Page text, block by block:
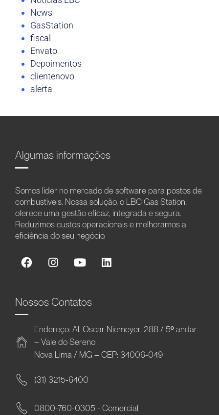
News
GasStation
fiscal
Envato
Depoimentos
clientenovo
alerta
Algumas informações
Somos líder no mercado de software para postos de
combustíveis. Nossa solução, o LBC Gas Station,
oferece uma gestão eficaz, integrada e segura.
Reduzimos custos operacionais e melhoramos a
eficiência do seu negócio.
Nossos Contatos
Endereço: Al. Oscar Niemeyer, 288 / 5º andar
– Vale do Sereno
Nova Lima / MG – CEP: 34006-049
(31) 3215-6400
0800-760-0305 - Comercial